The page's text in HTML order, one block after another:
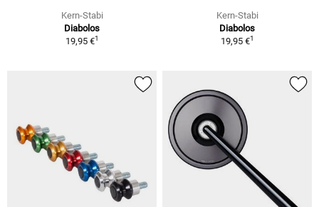
Kern-Stabi
Diabolos
19,95 €1
Kern-Stabi
Diabolos
19,95 €1